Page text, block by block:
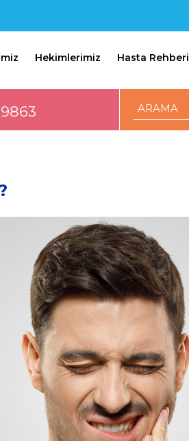
Hekimlerimiz Hasta Rehberi